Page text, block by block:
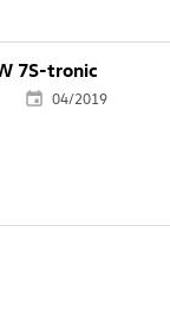
7S-tronic
04/2019